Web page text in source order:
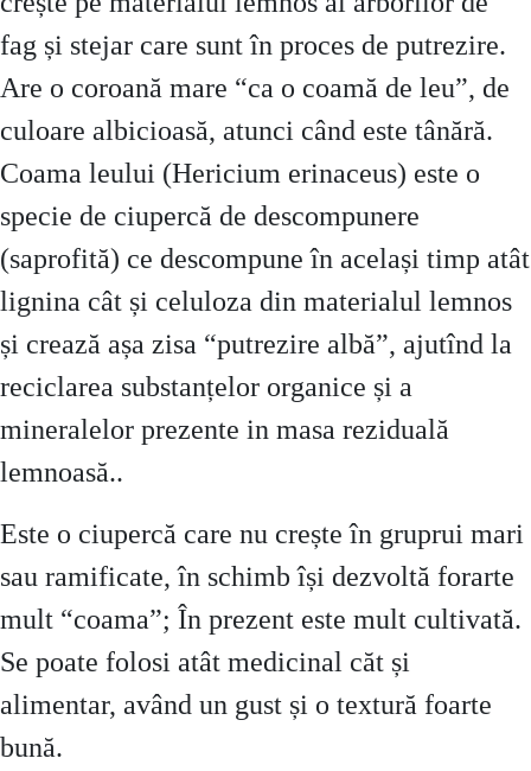
fag și stejar care sunt în proces de putrezire.
Are o coroană mare “ca o coamă de leu”, de
culoare albicioasă, atunci când este tânără.
Coama leului (Hericium erinaceus) este o
specie de ciupercă de descompunere
(saprofită) ce descompune în același timp atât
lignina cât și celuloza din materialul lemnos
și crează așa zisa “putrezire albă”, ajutînd la
reciclarea substanțelor organice și a
mineralelor prezente in masa reziduală
lemnoasă..
Este o ciupercă care nu crește în gruprui mari
sau ramificate, în schimb își dezvoltă forarte
mult “coama”; În prezent este mult cultivată.
Se poate folosi atât medicinal căt și
alimentar, având un gust și o textură foarte
bună.